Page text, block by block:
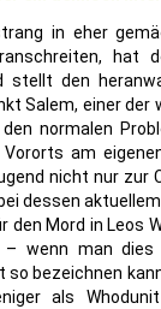
in eher
stellt den
Salem, einer
normalen
am
nicht nur zur
dessen
den Mord in Leos
wenn man
bezeichnen
als